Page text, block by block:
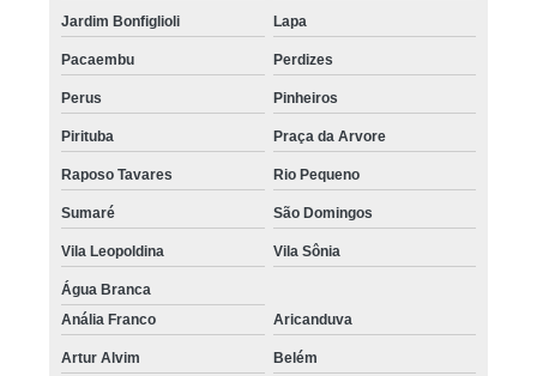
onde encontro pigmentação capilar para homens Itanhaém
onde encontro pigmentação na careca Salesópolis
quanto custa pigmentação capilar Carapicuíba
pigmentação capilar 3d preço Rio Pequeno
pigmentação no couro cabeludo Juquitiba
quanto custa pigmentação capilar para homens Poá
pigmentação capilar masculina preço Itaim Paulista
pigmentação capilar masculina valor Pirituba
pigmentação capilar 3d Vila Curuçá
Jardim Bonfiglioli Lapa
Pacaembu Perdizes
Perus Pinheiros
Pirituba Praça da Arvore
Raposo Tavares Rio Pequeno
Sumaré São Domingos
Vila Leopoldina Vila Sônia
Água Branca
Anália Franco
Aricanduva
Artur Alvim Belém